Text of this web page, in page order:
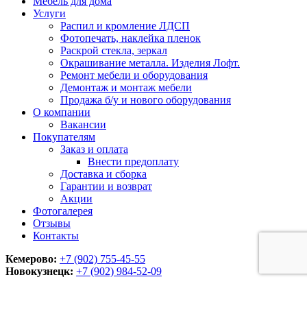
Услуги
Распил и кромление ЛДСП
Фотопечать, наклейка пленок
Раскрой стекла, зеркал
Окрашивание металла. Изделия Лофт.
Ремонт мебели и оборудования
Демонтаж и монтаж мебели
Продажа б/у и нового оборудования
О компании
Вакансии
Покупателям
Заказ и оплата
Внести предоплату
Доставка и сборка
Гарантии и возврат
Акции
Фотогалерея
Отзывы
Контакты
Кемерово: +7 (902) 755-45-55
Новокузнецк: +7 (902) 984-52-09